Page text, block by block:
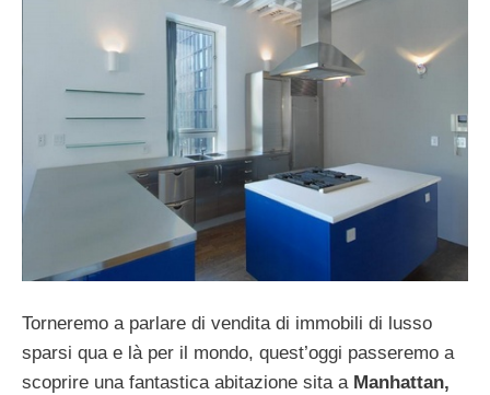
Torneremo a parlare di vendita di immobili di lusso
sparsi qua e là per il mondo, quest’oggi passeremo a
scoprire una fantastica abitazione sita a Manhattan,